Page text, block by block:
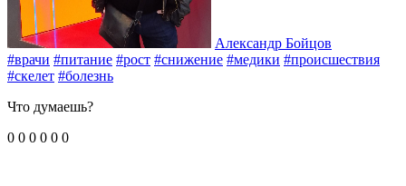
Александр Бойцов
#врачи #питание #рост #снижение #медики #происшествия
#скелет #болезнь
Что думаешь?
0 0 0 0 0 0